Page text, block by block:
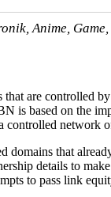
Anime,
are controlled
is based on the
controlled network
that
details to
to pass link